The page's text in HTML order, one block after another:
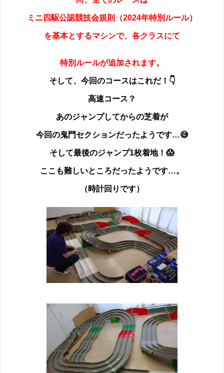
ミニ四駆公認競技会規則（2024年特別ルール）
を基本とするマシンで、各クラスにて
特別ルールが追加されます。
そして、今回のコースはこれだ！👇
高速コース？
あのジャンプしてからの芝着が
今回の鬼門セクションだったようです…😅
そして最後のジャンプ1枚着地！ 😱
ここも難しいところだったようです…。
（時計回りです）